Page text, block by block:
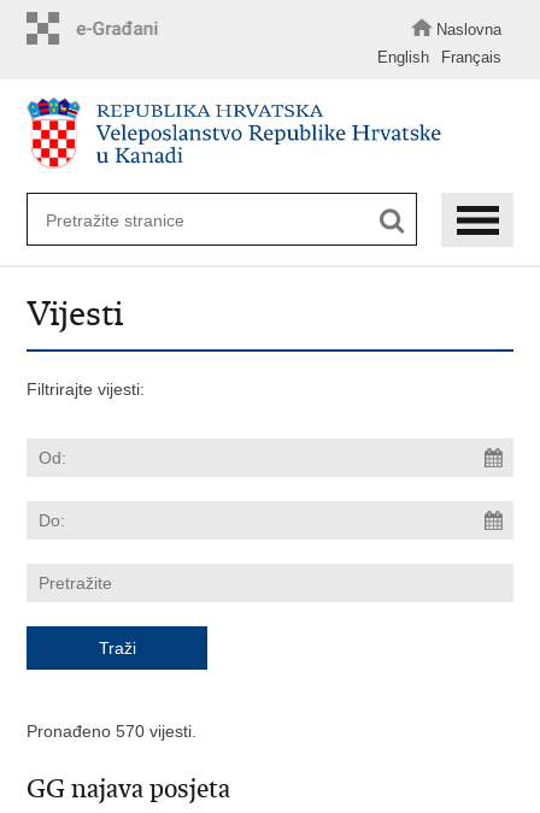
Naslovna
English
Français
Vijesti
Filtrirajte vijesti:
Pronađeno 570 vijesti.
GG najava posjeta